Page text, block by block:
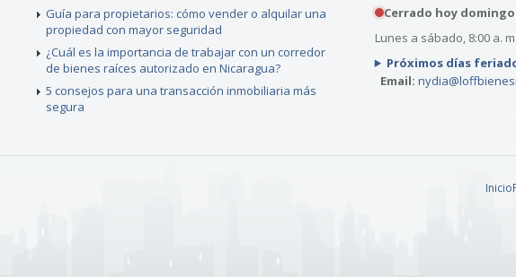
Guía para propietarios: cómo vender o alquilar una
propiedad con mayor seguridad
¿Cuál es la importancia de trabajar con un corredor
de bienes raíces autorizado en Nicaragua?
5 consejos para una transacción inmobiliaria más
segura
Cerrado hoy domingo
Lunes a sábado, 8:00 a.
Próximos días
Email:
Inicio